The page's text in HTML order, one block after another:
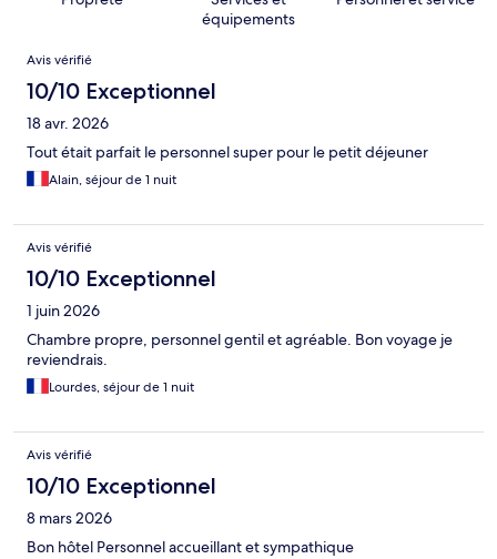
équipements
Avis
Avis vérifié
10/10 Exceptionnel
18 avr. 2026
Tout était parfait le personnel super pour le petit déjeuner
Alain, séjour de 1 nuit
Avis vérifié
10/10 Exceptionnel
1 juin 2026
Chambre propre, personnel gentil et agréable. Bon voyage je
reviendrais.
Lourdes, séjour de 1 nuit
Avis vérifié
10/10 Exceptionnel
8 mars 2026
Bon hôtel Personnel accueillant et sympathique